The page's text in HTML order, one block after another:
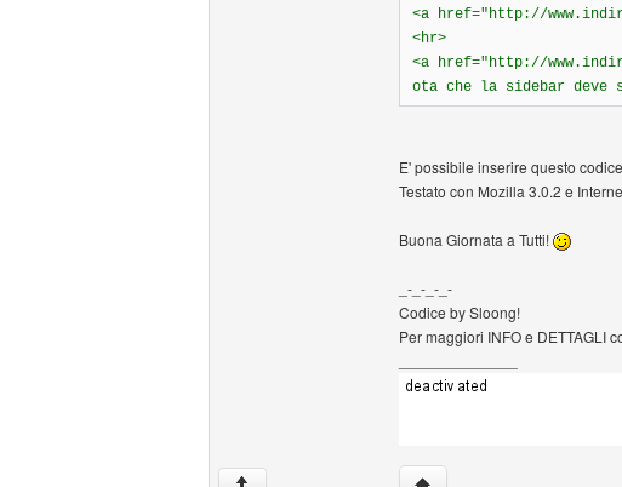
<a href="http://
<hr>
<a href="http://
ota che la sidebar deve
E' possibile inserire questo
Testato con Mozilla 3.0.2 e
Buona Giornata a Tutti!
_-_-_-_-
Codice by Sloong!
Per maggiori INFO e DETTAGLI